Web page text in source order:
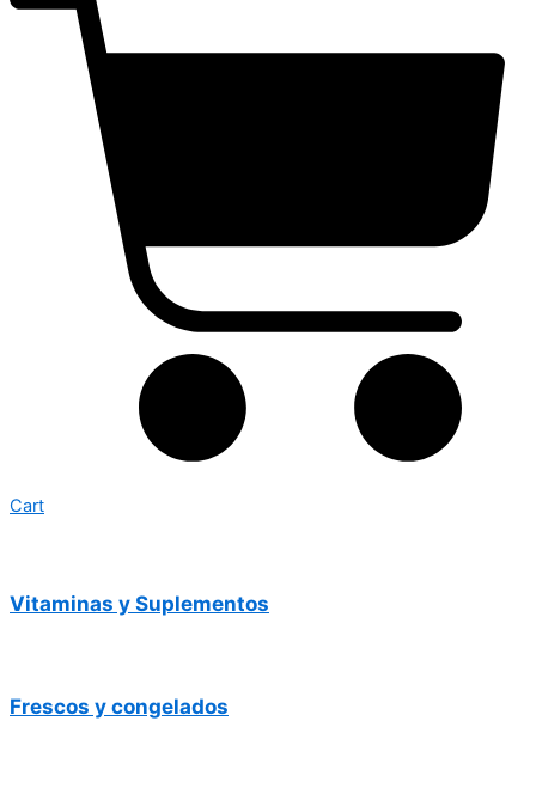
Cart
Vitaminas y Suplementos
Frescos y congelados